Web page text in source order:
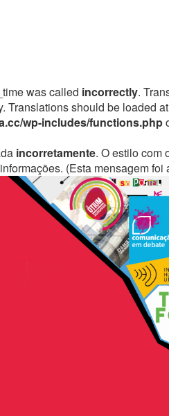
was called incorrectly.
Translations should be loaded
wp-includes/functions.php
incorretamente. O estilo com
(Esta mensagem